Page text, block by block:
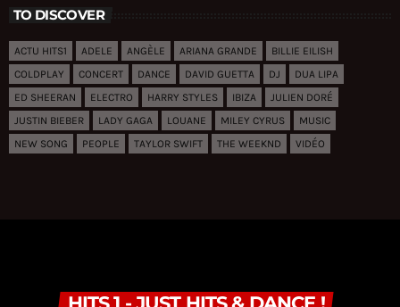
TO DISCOVER
ACTU HITS1 ADELE ANGÈLE ARIANA GRANDE
BILLIE EILISH
COLDPLAY
CONCERT DANCE DAVID GUETTA DJ
DUA LIPA
ED SHEERAN
ELECTRO HARRY STYLES IBIZA
JULIEN DORÉ
JUSTIN BIEBER
LADY GAGA LOUANE MILEY CYRUS
MUSIC
NEW SONG
PEOPLE TAYLOR SWIFT THE WEEKND VIDÉO